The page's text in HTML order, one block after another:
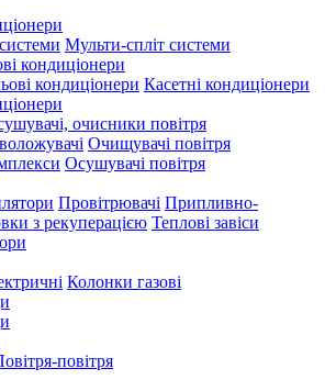
Мульти-спліт системи
кондиціонери
кондиціонери Касетні кондиціонери
очисники повітря
Очищувачі повітря
Осушувачі повітря
Провітрювачі Припливно-
з рекуперацією Теплові завіси
Колонки газові
повітря